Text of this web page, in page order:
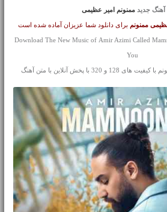
آهنگ جدید ممنونم امیر عظیمی
ممنونم برای دانلود شما عزیزان آماده شده است
Download The New Music of Amir Azimi Called
You
با پخش آنلاین با متن آهنگ